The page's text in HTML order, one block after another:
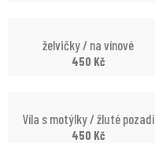
želvičky / na vínové
450 Kč
Víla s motýlky / žluté pozadí
450 Kč